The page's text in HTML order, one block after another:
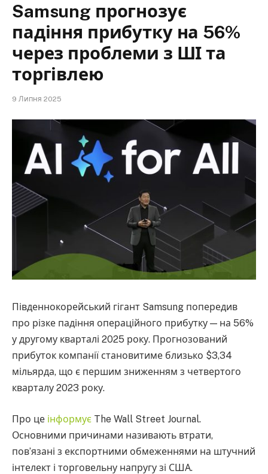
Samsung прогнозує
падіння прибутку на 56%
через проблеми з ШІ та
торгівлею
9 Липня 2025
Південнокорейський гігант Samsung попередив
про різке падіння операційного прибутку — на 56%
у другому кварталі 2025 року. Прогнозований
прибуток компанії становитиме близько $3,34
мільярда, що є першим зниженням з четвертого
кварталу 2023 року.
Про це інформує The Wall Street Journal.
Основними причинами називають втрати,
пов’язані з експортними обмеженнями на штучний
інтелект і торговельну напругу зі США.